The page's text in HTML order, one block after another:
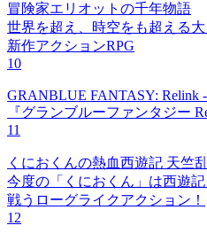
冒険家エリオットの千年物語
世界を超え、時空をも超える
新作アクションRPG
10
GRANBLUE FANTASY: Relink -
『グランブルーファンタジー
11
くにおくんの熱血西遊記 天竺
今度の「くにおくん」は西遊
戦うローグライクアクション！
12